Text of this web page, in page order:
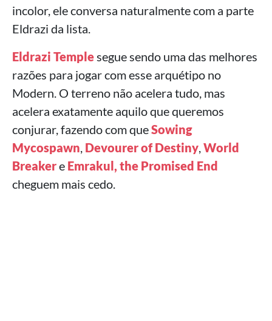
incolor, ele conversa naturalmente com a parte
Eldrazi da lista.
Eldrazi Templesegue sendo uma das melhores
razões para jogar com esse arquétipo no
Modern. O terreno não acelera tudo, mas
acelera exatamente aquilo que queremos
conjurar, fazendo com queSowing
Mycospawn, Devourer of Destiny,World
Breakere Emrakul, the Promised End
cheguem mais cedo.